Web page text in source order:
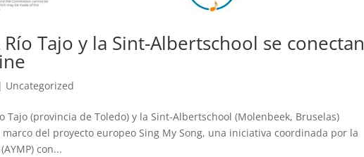
Río Tajo y la Sint-Albertschool se conectan
| Uncategorized
Tajo (provincia de Toledo) y la Sint-Albertschool (Molenbeek, Bruselas)
del proyecto europeo Sing My Song, una iniciativa coordinada por la
con...